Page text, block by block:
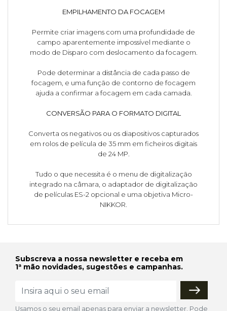
EMPILHAMENTO DA FOCAGEM
Permite criar imagens com uma profundidade de
campo aparentemente impossível mediante o
modo de Disparo com deslocamento da focagem.
Pode determinar a distância de cada passo de
focagem, e uma função de contorno de focagem
ajuda a confirmar a focagem em cada camada.
CONVERSÃO PARA O FORMATO DIGITAL
Converta os negativos ou os diapositivos capturados
em rolos de película de 35 mm em ficheiros digitais
de 24 MP.
Tudo o que necessita é o menu de digitalização
integrado na câmara, o adaptador de digitalização
de películas ES-2 opcional e uma objetiva Micro-
NIKKOR.
Subscreva a nossa newsletter e receba em
1ª mão novidades, sugestões e campanhas.
Usamos o seu email apenas para enviar a newsletter. Pode